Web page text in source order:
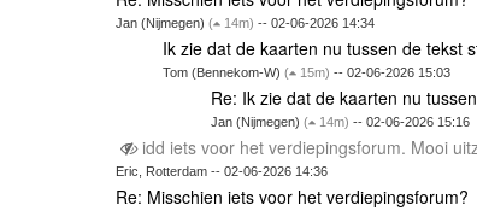
Jan (Nijmegen) ( 14m) -- 02-06-2026 14:34
Ik zie dat de kaarten nu tussen de tekst
Tom (Bennekom-W)( 15m) -- 02-06-2026 15:03
Re: Ik zie dat de kaarten nu
Jan (Nijmegen) ( 14m) -- 02-06-2026 15:16
idd iets voor het verdiepingsforum. Mooi
Eric, Rotterdam -- 02-06-2026 14:36
Re: Misschien iets voor het verdiepingsforum?